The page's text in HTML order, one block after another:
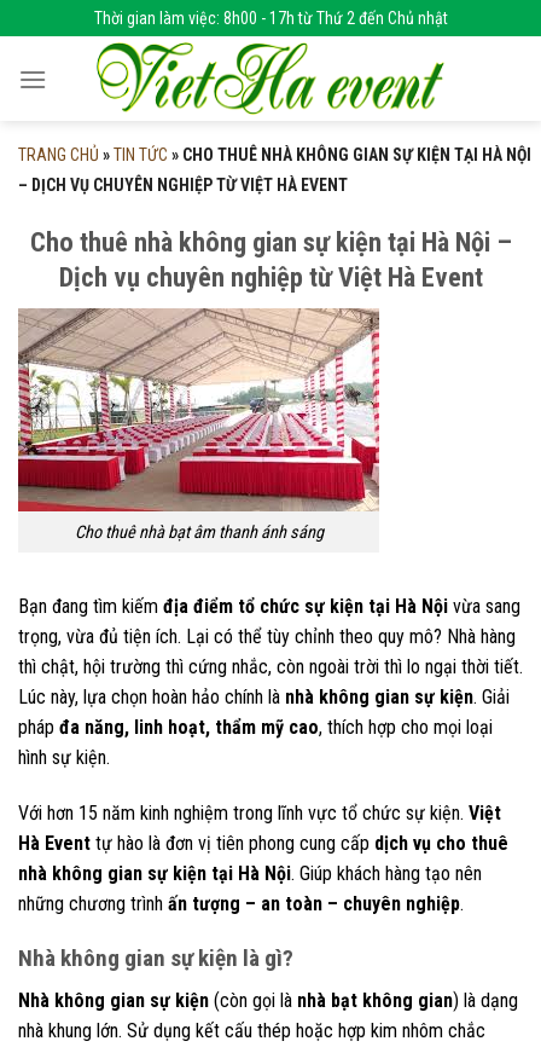
to
content
Thời gian làm việc: 8h00 - 17h từ Thứ 2 đến Chủ nhật
TRANG CHỦ »TIN TỨC » CHO THUÊ NHÀ KHÔNG GIAN SỰ KIỆN TẠI HÀ NỘI
– DỊCH VỤ CHUYÊN NGHIỆP TỪ VIỆT HÀ EVENT
Cho thuê nhà không gian sự kiện tại Hà Nội –
Dịch vụ chuyên nghiệp từ Việt Hà Event
Cho thuê nhà bạt âm thanh ánh sáng
Bạn đang tìm kiếm địa điểm tổ chức sự kiện tại Hà Nội vừa sang
trọng, vừa đủ tiện ích. Lại có thể tùy chỉnh theo quy mô? Nhà hàng
thì chật, hội trường thì cứng nhắc, còn ngoài trời thì lo ngại thời tiết.
Lúc này, lựa chọn hoàn hảo chính là nhà không gian sự kiện. Giải
pháp đa năng, linh hoạt, thẩm mỹ cao, thích hợp cho mọi loại
hình sự kiện.
Với hơn 15 năm kinh nghiệm trong lĩnh vực tổ chức sự kiện. Việt
Hà Event tự hào là đơn vị tiên phong cung cấp dịch vụ cho thuê
nhà không gian sự kiện tại Hà Nội. Giúp khách hàng tạo nên
những chương trình ấn tượng – an toàn – chuyên nghiệp.
Nhà không gian sự kiện là gì?
Nhà không gian sự kiện (còn gọi là nhà bạt không gian) là dạng
nhà khung lớn. Sử dụng kết cấu thép hoặc hợp kim nhôm chắc